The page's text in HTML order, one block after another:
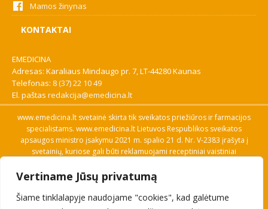
Vertiname Jūsų privatumą
Šiame tinklalapyje naudojame "cookies", kad galėtume
Mamos žinynas
KONTAKTAI
EMEDICINA
Adresas: Karaliaus Mindaugo pr. 7, LT-44280 Kaunas
Telefonas: 8 (37) 22 10 49
El. paštas redakcija@emedicina.lt
www.emedicina.lt svetainė skirta tik sveikatos priežiūros ir farmacijos
specialistams. www.emedicina.lt Lietuvos Respublikos sveikatos
apsaugos ministro įsakymu 2021 m. spalio 21 d. Nr. V-2383 įrašyta į
svetainių, kuriose gali būti reklamuojami receptiniai vaistiniai
savo profesinę kvalifikaciją. Naudingos nuorodos: Vaistų ir medicinos
pagalbos priemonių kainų paieška, VVKT tinklalapis, Sveikatos
priežiūros ar farmacijos specialisto pranešimo apie įtariamą